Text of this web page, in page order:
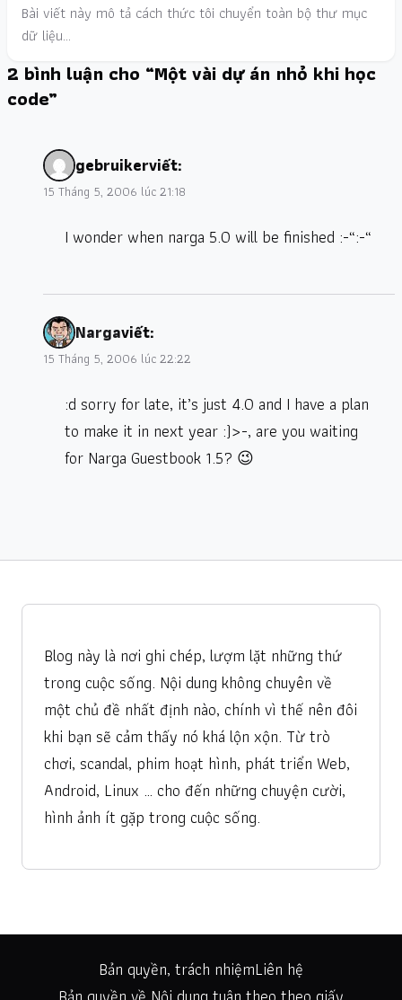
Bài viết này mô tả cách thức tôi chuyển toàn bộ thư mục
dữ liệu…
2 bình luận cho “Một vài dự án nhỏ khi học
code”
gebruikerviết:
15 Tháng 5, 2006 lúc 21:18
I wonder when narga 5.0 will be finished :-“:-“
Nargaviết:
15 Tháng 5, 2006 lúc 22:22
:d sorry for late, it’s just 4.0 and I have a plan
to make it in next year :)>-, are you waiting
for Narga Guestbook 1.5? 😉
Blog này là nơi ghi chép, lượm lặt những thứ
trong cuộc sống. Nội dung không chuyên về
một chủ đề nhất định nào, chính vì thế nên đôi
khi bạn sẽ cảm thấy nó khá lộn xộn. Từ trò
chơi, scandal, phim hoạt hình, phát triển Web,
Android, Linux … cho đến những chuyện cười,
hình ảnh ít gặp trong cuộc sống.
Bản quyền, trách nhiệmLiên hệ